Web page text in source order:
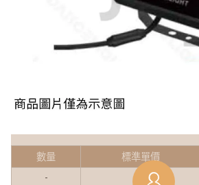
數量 標準單價
-